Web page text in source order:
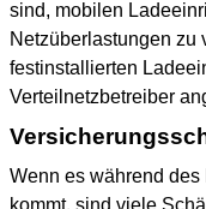
sind, mobilen
Netzüberlastungen zu
festinstallierten
Verteilnetzbetreiber
Wenn es während
kommt, sind viele